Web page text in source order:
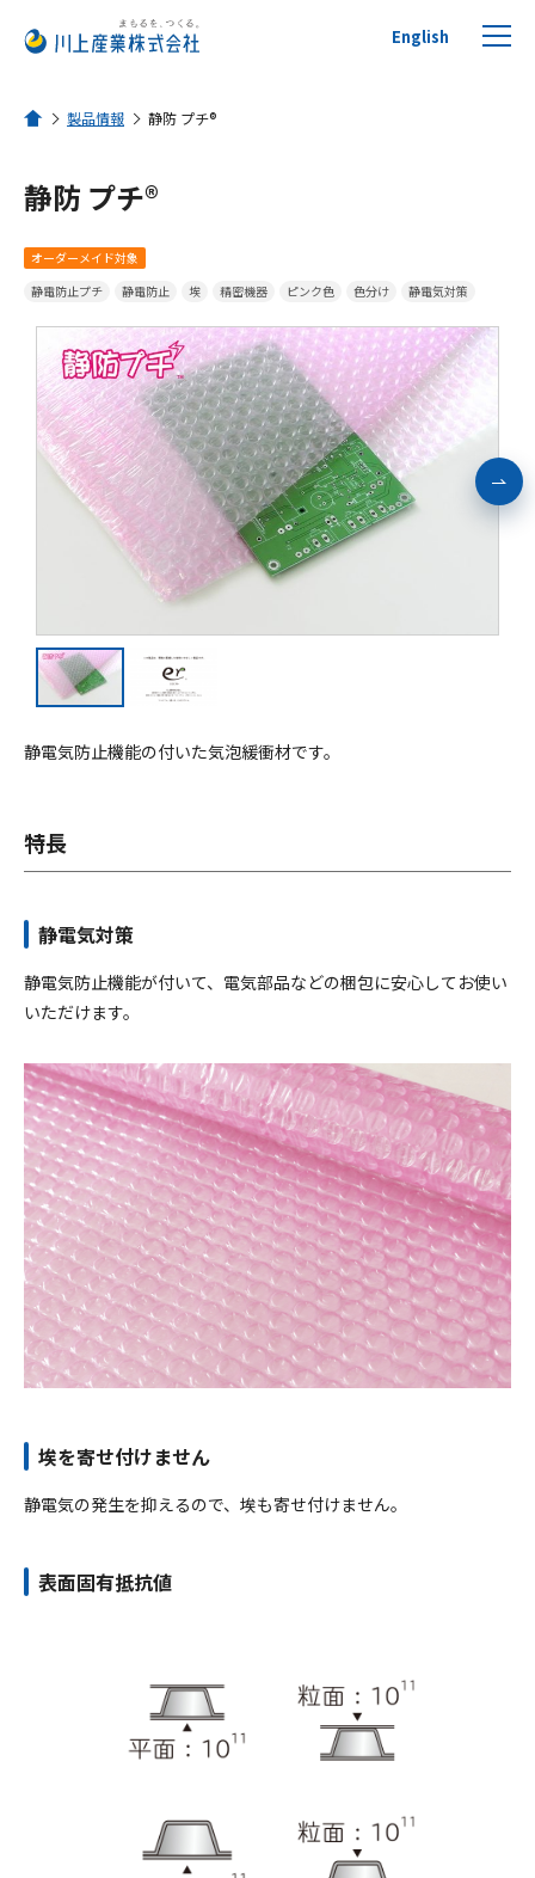
English
プチプチについて
製品を探す
リサイクルへの取り組み
活用事例
川上産業について
お問い合わせ
ホーム
製品情報 静防 プチ®
静防 プチ®
オーダーメイド対象
静電防止プチ
静電防止 埃 精密機器 ピンク色 色分け 静電気対策
静電気防止機能の付いた気泡緩衝材です。
特長
静電気対策
静電気防止機能が付いて、電気部品などの梱包に安心してお使い
いただけます。
埃を寄せ付けません
静電気の発生を抑えるので、埃も寄せ付けません。
表面固有抵抗値